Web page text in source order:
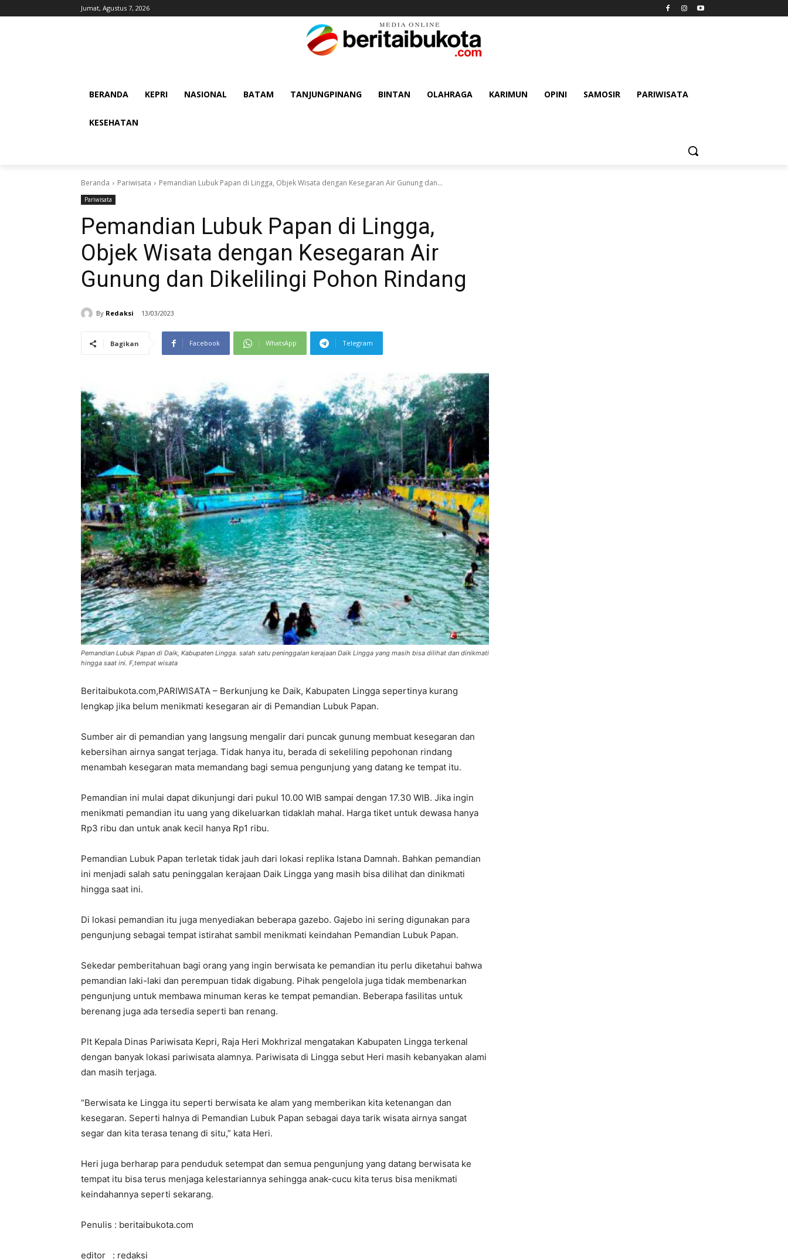
Jumat, Agustus 7, 2026
BERANDA KEPRI NASIONAL BATAM TANJUNGPINANG BINTAN OLAHRAGA KARIMUN OPINI SAMOSIR PARIWISATA
KESEHATAN
Beranda Pariwisata Pemandian Lubuk Papan di Lingga, Objek Wisata dengan Kesegaran Air Gunung dan...
Pariwisata
Pemandian Lubuk Papan di Lingga,
Objek Wisata dengan Kesegaran Air
Gunung dan Dikelilingi Pohon Rindang
By Redaksi 13/03/2023
Bagikan Facebook WhatsApp Telegram
Pemandian Lubuk Papan di Daik, Kabupaten Lingga. salah satu peninggalan kerajaan Daik Lingga yang masih bisa dilihat dan dinikmati
hingga saat ini. F,tempat wisata
Beritaibukota.com,PARIWISATA – Berkunjung ke Daik, Kabupaten Lingga sepertinya kurang
lengkap jika belum menikmati kesegaran air di Pemandian Lubuk Papan.
Sumber air di pemandian yang langsung mengalir dari puncak gunung membuat kesegaran dan
kebersihan airnya sangat terjaga. Tidak hanya itu, berada di sekeliling pepohonan rindang
menambah kesegaran mata memandang bagi semua pengunjung yang datang ke tempat itu.
Pemandian ini mulai dapat dikunjungi dari pukul 10.00 WIB sampai dengan 17.30 WIB. Jika ingin
menikmati pemandian itu uang yang dikeluarkan tidaklah mahal. Harga tiket untuk dewasa hanya
Rp3 ribu dan untuk anak kecil hanya Rp1 ribu.
Pemandian Lubuk Papan terletak tidak jauh dari lokasi replika Istana Damnah. Bahkan pemandian
ini menjadi salah satu peninggalan kerajaan Daik Lingga yang masih bisa dilihat dan dinikmati
hingga saat ini.
Di lokasi pemandian itu juga menyediakan beberapa gazebo. Gajebo ini sering digunakan para
pengunjung sebagai tempat istirahat sambil menikmati keindahan Pemandian Lubuk Papan.
Sekedar pemberitahuan bagi orang yang ingin berwisata ke pemandian itu perlu diketahui bahwa
pemandian laki-laki dan perempuan tidak digabung. Pihak pengelola juga tidak membenarkan
pengunjung untuk membawa minuman keras ke tempat pemandian. Beberapa fasilitas untuk
berenang juga ada tersedia seperti ban renang.
Plt Kepala Dinas Pariwisata Kepri, Raja Heri Mokhrizal mengatakan Kabupaten Lingga terkenal
dengan banyak lokasi pariwisata alamnya. Pariwisata di Lingga sebut Heri masih kebanyakan alami
dan masih terjaga.
“Berwisata ke Lingga itu seperti berwisata ke alam yang memberikan kita ketenangan dan
kesegaran. Seperti halnya di Pemandian Lubuk Papan sebagai daya tarik wisata airnya sangat
segar dan kita terasa tenang di situ,” kata Heri.
Heri juga berharap para penduduk setempat dan semua pengunjung yang datang berwisata ke
tempat itu bisa terus menjaga kelestariannya sehingga anak-cucu kita terus bisa menikmati
keindahannya seperti sekarang.
Penulis : beritaibukota.com
editor : redaksi